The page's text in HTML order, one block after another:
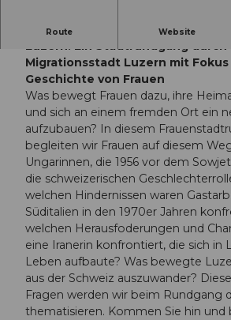
Route Website
Ein Rundgang des Vereins
Luzern: Ein Stadtrundgang durch
Migrationsstadt Luzern mit
Geschichte von Frauen
Was bewegt Frauen dazu, ihre
und sich an einem fremden Ort ein
aufzubauen? In diesem
begleiten wir Frauen auf diesem
Ungarinnen, die 1956 vor dem
die schweizerischen
welchen Hindernissen waren
Süditalien in den 1970er Jahren
welchen Herausfoderungen und
eine Iranerin konfrontiert, die sich in
Leben aufbaute? Was bewegte
aus der Schweiz auszuwander?
Fragen werden wir beim Rundgang
thematisieren. Kommen Sie hin und